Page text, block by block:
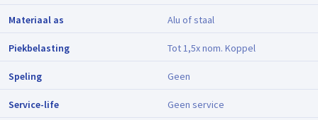
Materiaal as Alu of staal
Piekbelasting Tot 1,5x nom. Koppel
Speling Geen
Service-life Geen service